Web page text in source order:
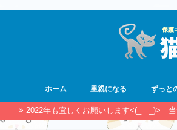
ホーム 里親になる ずっと
2022年も宜しくお願いします<(_ _)> 当